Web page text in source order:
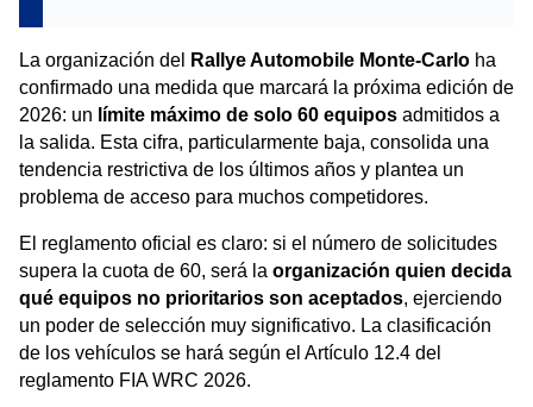
La organización del Rallye Automobile Monte-Carlo ha
confirmado una medida que marcará la próxima edición de
2026: un límite máximo de solo 60 equipos admitidos a
la salida. Esta cifra, particularmente baja, consolida una
tendencia restrictiva de los últimos años y plantea un
problema de acceso para muchos competidores.
El reglamento oficial es claro: si el número de solicitudes
supera la cuota de 60, será la organización quien decida
qué equipos no prioritarios son aceptados, ejerciendo
un poder de selección muy significativo. La clasificación
de los vehículos se hará según el Artículo 12.4 del
reglamento FIA WRC 2026.